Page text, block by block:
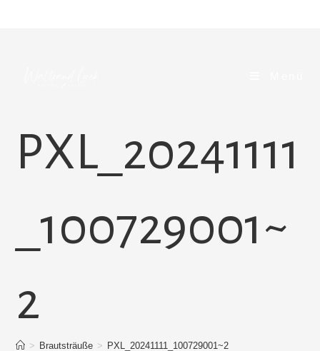
PXL_20241111
_100729001~
2
> Brautsträuße > PXL_20241111_100729001~2